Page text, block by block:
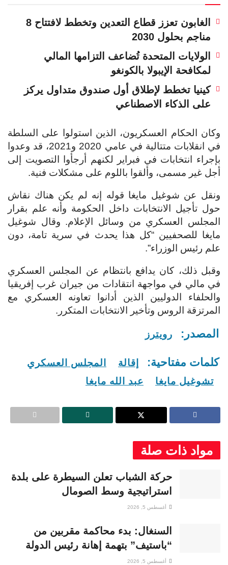
الغابون تعزز قطاع التعدين وتخطط لافتتاح 8
مناجم بحلول 2030
الولايات المتحدة تُضاعف التزامها المالي
لمكافحة الإيبولا بالكونغو
كينيا تخطط لإطلاق أول صندوق متداول يركز
على الذكاء الاصطناعي
وكان الحكام العسكريون، الذين استولوا على السلطة
في انقلابات متتالية في عامي 2020 و2021، قد وعدوا
بإجراء انتخابات في فبراير لكنهم أرجأوا التصويت إلى
أجل غير مسمى، وألقوا باللوم على مشكلات فنية.
ونقل عن شوغيل مايغا قوله إنه لم يكن هناك نقاش
حول تأجيل الانتخابات داخل الحكومة وأنه علم بقرار
المجلس العسكري من وسائل الإعلام. وقال شوغيل
مايغا للصحفيين “كل هذا يحدث في سرية تامة، دون
علم رئيس الوزراء”.
وقبل ذلك، كان يدافع بانتظام عن المجلس العسكري
في مالي في مواجهة انتقادات من جيران غرب إفريقيا
والحلفاء الدوليين الذين أدانوا تعاونه العسكري مع
المرتزقة الروس وتأخير الانتخابات المتكرر.
المصدر: رويترز
كلمات مفتاحية: إقالة
المجلس العسكري
تشوغيل مايغا
عبد الله مايغا
مواد ذات صلة
حركة الشباب تعلن السيطرة على بلدة
استراتيجية وسط الصومال
أغسطس 5, 2026
السنغال: بدء محاكمة مقربين من
“باستيف” بتهمة إهانة رئيس الدولة
أغسطس 5, 2026